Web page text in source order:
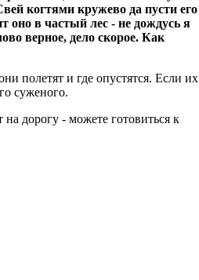
когтями кружево да пусти его
оно в частый лес - не дождусь я
верное, дело скорое. Как
полетят и где опустятся. Если их
суженого.
на дорогу - можете готовиться к